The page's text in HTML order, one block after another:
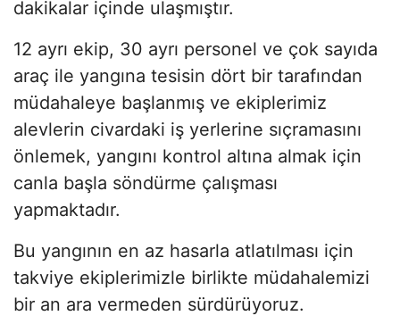
dakikalar içinde ulaşmıştır.
12 ayrı ekip, 30 ayrı personel ve çok sayıda
araç ile yangına tesisin dört bir tarafından
müdahaleye başlanmış ve ekiplerimiz
alevlerin civardaki iş yerlerine sıçramasını
önlemek, yangını kontrol altına almak için
canla başla söndürme çalışması
yapmaktadır.
Bu yangının en az hasarla atlatılması için
takviye ekiplerimizle birlikte müdahalemizi
bir an ara vermeden sürdürüyoruz.